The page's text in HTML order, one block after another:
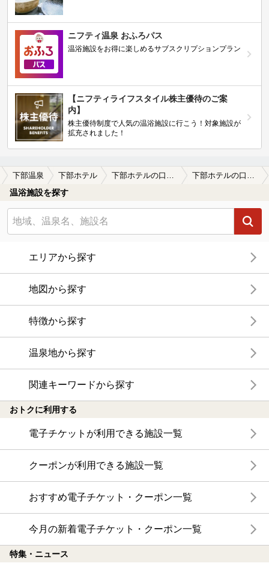
ニフティ温泉 おふろパス
温浴施設をお得に楽しめるサブスクリプションプラン
【ニフティライフスタイル株主優待のご案
内】
株主優待制度で人気の温浴施設に行こう！対象施設が
拡充されました！
下部温泉 下部ホテル 下部ホテルの口コミ一覧 下部ホテルの口コミ ウッドデッキ。
温浴施設を探す
エリアから探す
地図から探す
特徴から探す
温泉地から探す
関連キーワードから探す
おトクに利用する
電子チケットが利用できる施設一覧
クーポンが利用できる施設一覧
おすすめ電子チケット・クーポン一覧
今月の新着電子チケット・クーポン一覧
特集・ニュース